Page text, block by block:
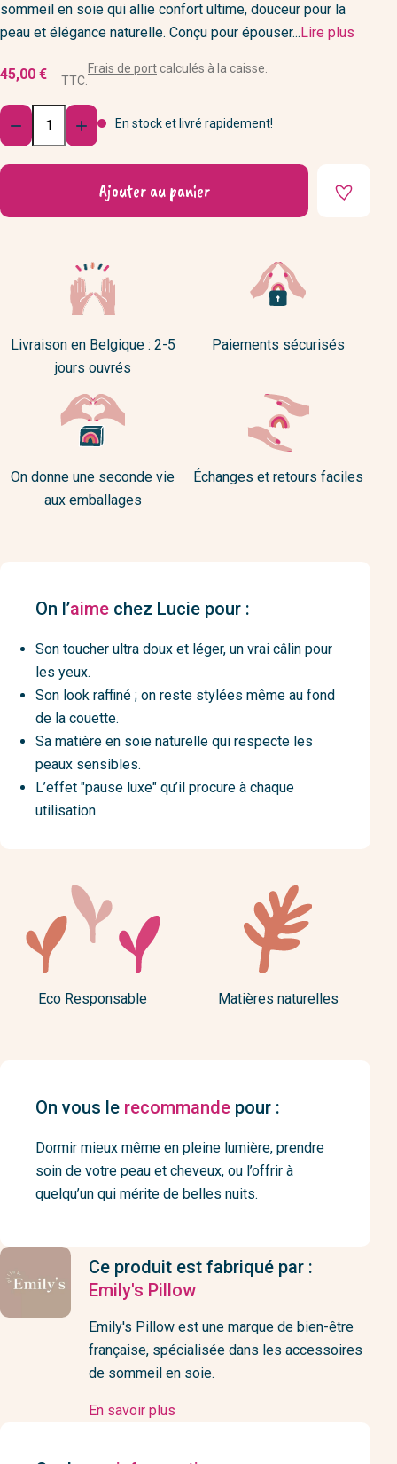
sommeil en soie qui allie confort ultime, douceur pour la
peau et élégance naturelle. Conçu pour épouser... Lire plus
45,00 € TTC.
Frais de portcalculés à la caisse.
Quantité
  En stock et livré rapidement!
Ajouter au panier
Livraison en Belgique : 2-5
jours ouvrés
Paiements sécurisés
On donne une seconde vie
aux emballages
Échanges et retours faciles
On l’aime chez Lucie pour :
Son toucher ultra doux et léger, un vrai câlin pour
les yeux.
Son look raffiné ; on reste stylées même au fond
de la couette.
Sa matière en soie naturelle qui respecte les
peaux sensibles.
L’effet "pause luxe" qu’il procure à chaque
utilisation
Eco Responsable Matières naturelles
On vous le recommande pour :
Dormir mieux même en pleine lumière, prendre
soin de votre peau et cheveux, ou l’offrir à
quelqu’un qui mérite de belles nuits.
Ce produit est fabriqué par :
Emily's Pillow
Emily's Pillow est une marque de bien-être
française, spécialisée dans les accessoires
de sommeil en soie.
En savoir plus